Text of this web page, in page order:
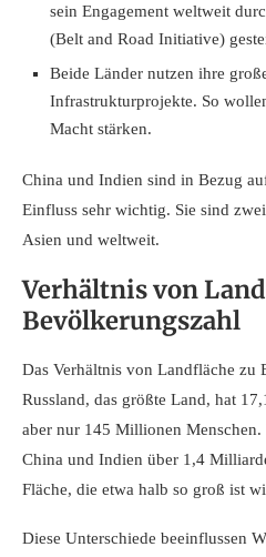
sein Engagement weltweit
(Belt and Road Initiative)
Beide Länder nutzen ihre
Infrastrukturprojekte. So
Macht stärken.
China und Indien sind in Bezug
Einfluss sehr wichtig. Sie sind
Asien und weltweit.
Verhältnis von
Bevölkerungszahl
Das Verhältnis von Landfläche zu
Russland, das größte Land, hat
aber nur 145 Millionen Menschen.
China und Indien über 1,4
Fläche, die etwa halb so groß ist
Diese Unterschiede beeinflussen